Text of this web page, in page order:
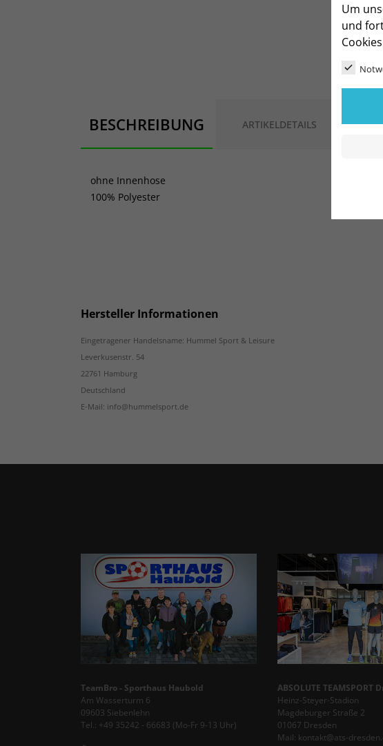
Um
und
BESCHREIBUNG ARTIKELDETAILS
ohne Innenhose
100% Polyester
Hersteller Informationen
Eingetragener Handelsname: Hummel Sport & Leisure
Leverkusenstr. 54
22761 Hamburg
Deutschland
E-Mail: info@hummelsport.de
TeamBro - Sporthaus Haubold
Am Wasserturm 6
09603 Siebenlehn
Tel.: +49 35242 - 66683 (Mo-Fr 9-13 Uhr)
ABSOLUTE TEAMSPORT
Heinz-Steyer-Stadion
Magdeburger Straße 2
01067 Dresden
Mail: kontakt@ats-